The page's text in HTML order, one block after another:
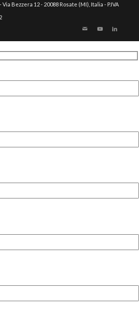
Bezzera 12 - 20088 Rosate (MI), Italia - P.IVA